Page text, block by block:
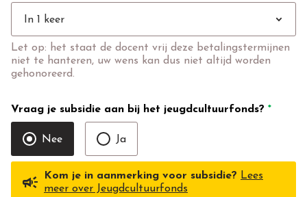
In 1 keer expand_more
Let op: het staat de docent vrij deze betalingstermijnen
niet te hanteren, uw wens kan dus niet altijd worden
gehonoreerd.
Vraag je subsidie aan bij het jeugdcultuurfonds? *
Nee Ja
campaign Kom je in aanmerking voor subsidie? Lees
meer over Jeugdcultuurfonds